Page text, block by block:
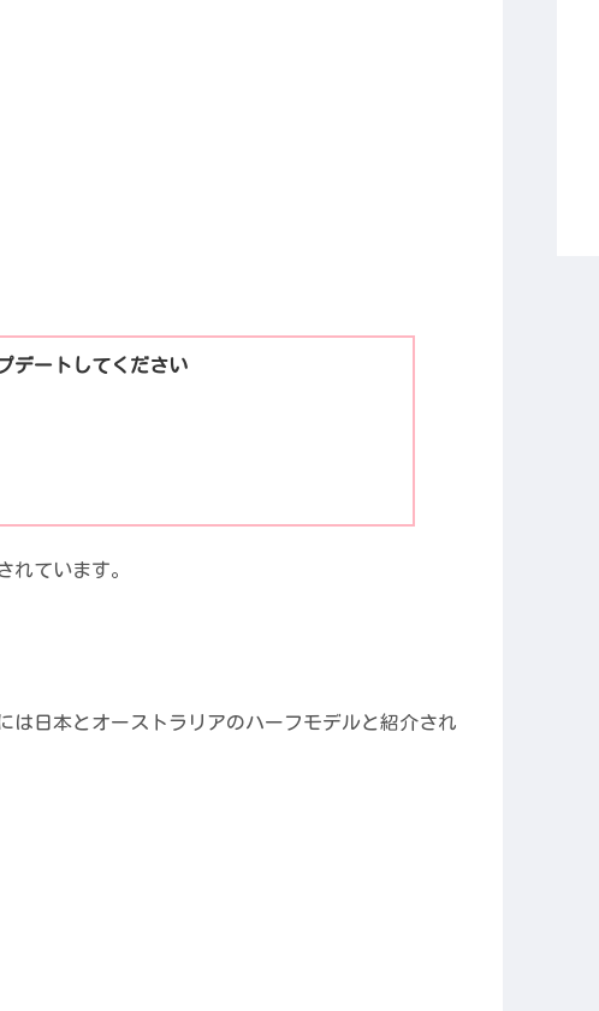
デートしてください
れています。
は日本とオーストラリアのハーフモデルと紹介され